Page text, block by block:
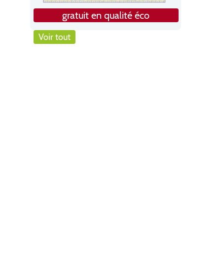
gratuit en qualité éco
Voir tout